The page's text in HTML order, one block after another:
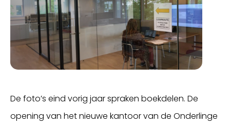
De foto’s eind vorig jaar spraken boekdelen. De
opening van het nieuwe kantoor van de Onderlinge